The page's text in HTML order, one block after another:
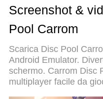
MEmu ti offre tutto ciò
gioca a Disc Pool
vuoi, niente più
scelta migliore per
PC. Realizzato sulla
lo squisito sistema di
preimpostati rende
Screenshot &
Pool Carrom
Scarica Disc Pool
Android Emulator.
schermo. Carrom Disc
multiplayer facile da